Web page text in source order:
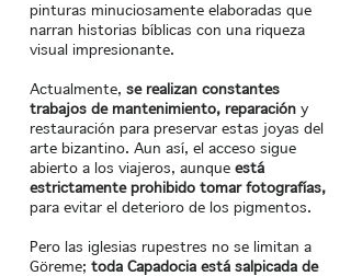
pinturas minuciosamente elaboradas que
narran historias bíblicas con una riqueza
visual impresionante.
Actualmente, se realizan constantes
trabajos de mantenimiento, reparación y
restauración para preservar estas joyas del
arte bizantino. Aun así, el acceso sigue
abierto a los viajeros, aunque está
estrictamente prohibido tomar fotografías,
para evitar el deterioro de los pigmentos.
Pero las iglesias rupestres no se limitan a
Göreme; toda Capadocia está salpicada de